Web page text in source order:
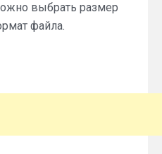
выбрать размер
файла.